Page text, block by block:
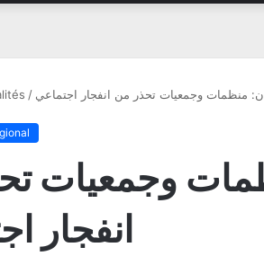
/ منظمات وجمعيات تحذر من انفجار اجتماعي
وجمعيات
انفجار